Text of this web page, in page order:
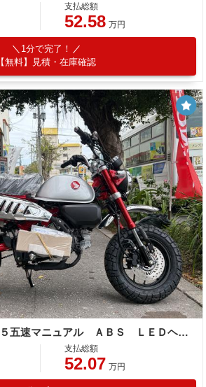
支払総額
52.58 万円
1分で完了！
【無料】見積・在庫確認
ホンダ モンキー１２５五速マニュアル ＡＢＳ ＬＥＤヘッドライト チェック柄シート
支払総額
52.07 万円